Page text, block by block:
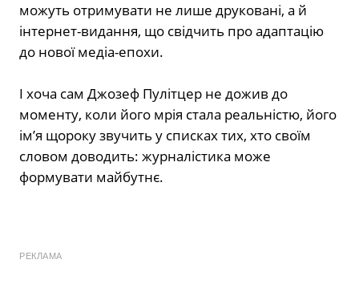
можуть отримувати не лише друковані, а й
інтернет-видання, що свідчить про адаптацію
до нової медіа-епохи.
І хоча сам Джозеф Пулітцер не дожив до
моменту, коли його мрія стала реальністю, його
ім’я щороку звучить у списках тих, хто своїм
словом доводить: журналістика може
формувати майбутнє.
РЕКЛАМА